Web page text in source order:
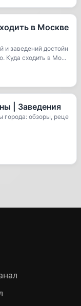
в Москве
и заведений достойн
Куда сходить в Мо...
| Заведения
города: обзоры, реце